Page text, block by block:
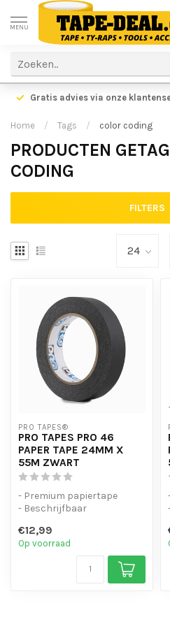
MENU
Gratis advies via onze
Home / Tags / color coding
PRODUCTEN
CODING
FILTERS
PRO TAPES®
PRO TAPES PRO 46
PAPER TAPE 24MM X
55M ZWART
- Premium papiertape
- Beschrijfbaar
€12,99
Op voorraad